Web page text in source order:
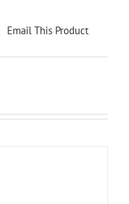
Email This Product